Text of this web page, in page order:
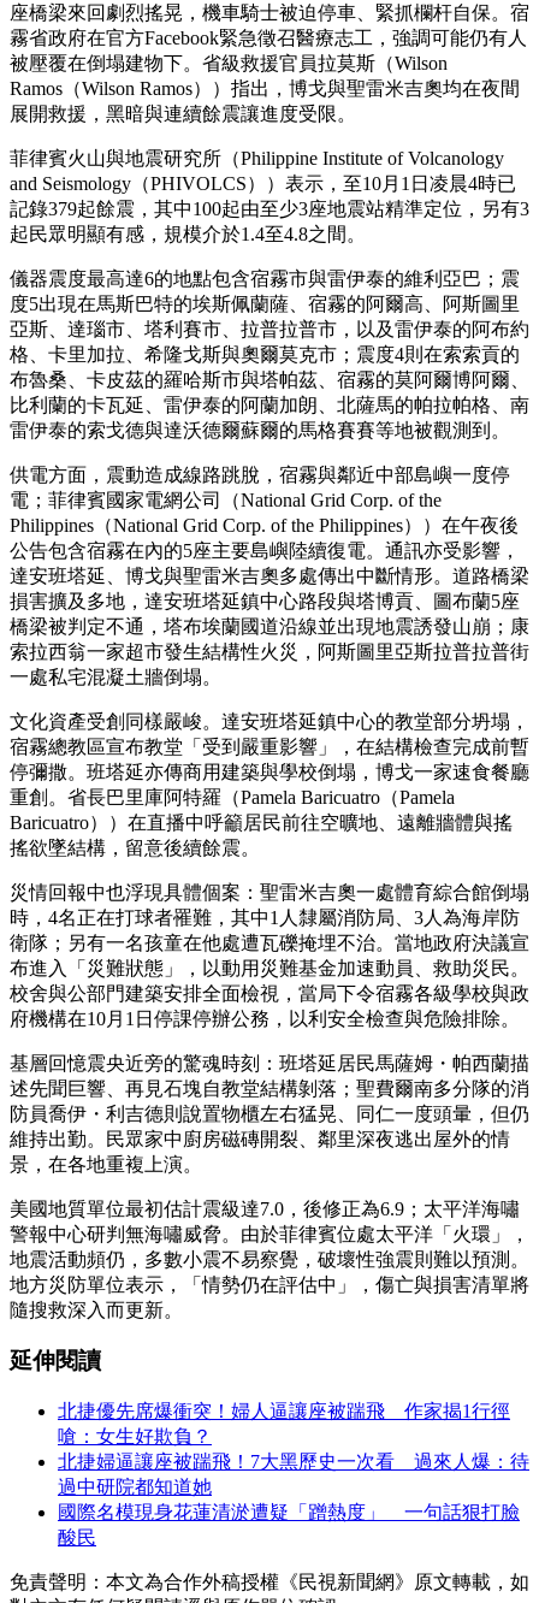
座橋梁來回劇烈搖晃，機車騎士被迫停車、緊抓欄杆自保。宿
霧省政府在官方Facebook緊急徵召醫療志工，強調可能仍有人
被壓覆在倒塌建物下。省級救援官員拉莫斯（Wilson
Ramos（Wilson Ramos））指出，博戈與聖雷米吉奧均在夜間
展開救援，黑暗與連續餘震讓進度受限。
菲律賓火山與地震研究所（Philippine Institute of Volcanology
and Seismology（PHIVOLCS））表示，至10月1日凌晨4時已
記錄379起餘震，其中100起由至少3座地震站精準定位，另有3
起民眾明顯有感，規模介於1.4至4.8之間。
儀器震度最高達6的地點包含宿霧市與雷伊泰的維利亞巴；震
度5出現在馬斯巴特的埃斯佩蘭薩、宿霧的阿爾高、阿斯圖里
亞斯、達瑙市、塔利賽市、拉普拉普市，以及雷伊泰的阿布約
格、卡里加拉、希隆戈斯與奧爾莫克市；震度4則在索索貢的
布魯桑、卡皮茲的羅哈斯市與塔帕茲、宿霧的莫阿爾博阿爾、
比利蘭的卡瓦延、雷伊泰的阿蘭加朗、北薩馬的帕拉帕格、南
雷伊泰的索戈德與達沃德爾蘇爾的馬格賽賽等地被觀測到。
供電方面，震動造成線路跳脫，宿霧與鄰近中部島嶼一度停
電；菲律賓國家電網公司（National Grid Corp. of the
Philippines（National Grid Corp. of the Philippines））在午夜後
公告包含宿霧在內的5座主要島嶼陸續復電。通訊亦受影響，
達安班塔延、博戈與聖雷米吉奧多處傳出中斷情形。道路橋梁
損害擴及多地，達安班塔延鎮中心路段與塔博貢、圖布蘭5座
橋梁被判定不通，塔布埃蘭國道沿線並出現地震誘發山崩；康
索拉西翁一家超市發生結構性火災，阿斯圖里亞斯拉普拉普街
一處私宅混凝土牆倒塌。
文化資產受創同樣嚴峻。達安班塔延鎮中心的教堂部分坍塌，
宿霧總教區宣布教堂「受到嚴重影響」，在結構檢查完成前暫
停彌撒。班塔延亦傳商用建築與學校倒塌，博戈一家速食餐廳
重創。省長巴里庫阿特羅（Pamela Baricuatro（Pamela
Baricuatro））在直播中呼籲居民前往空曠地、遠離牆體與搖
搖欲墜結構，留意後續餘震。
災情回報中也浮現具體個案：聖雷米吉奧一處體育綜合館倒塌
時，4名正在打球者罹難，其中1人隸屬消防局、3人為海岸防
衛隊；另有一名孩童在他處遭瓦礫掩埋不治。當地政府決議宣
布進入「災難狀態」，以動用災難基金加速動員、救助災民。
校舍與公部門建築安排全面檢視，當局下令宿霧各級學校與政
府機構在10月1日停課停辦公務，以利安全檢查與危險排除。
基層回憶震央近旁的驚魂時刻：班塔延居民馬薩姆・帕西蘭描
述先聞巨響、再見石塊自教堂結構剝落；聖費爾南多分隊的消
防員喬伊・利吉德則說置物櫃左右猛晃、同仁一度頭暈，但仍
維持出勤。民眾家中廚房磁磚開裂、鄰里深夜逃出屋外的情
景，在各地重複上演。
美國地質單位最初估計震級達7.0，後修正為6.9；太平洋海嘯
警報中心研判無海嘯威脅。由於菲律賓位處太平洋「火環」，
地震活動頻仍，多數小震不易察覺，破壞性強震則難以預測。
地方災防單位表示，「情勢仍在評估中」，傷亡與損害清單將
隨搜救深入而更新。
延伸閱讀
北捷優先席爆衝突！婦人逼讓座被踹飛 作家揭1行徑
嗆：女生好欺負？
北捷婦逼讓座被踹飛！7大黑歷史一次看 過來人爆：待
過中研院都知道她
國際名模現身花蓮清淤遭疑「蹭熱度」 一句話狠打臉
酸民
免責聲明：本文為合作外稿授權《民視新聞網》原文轉載，如